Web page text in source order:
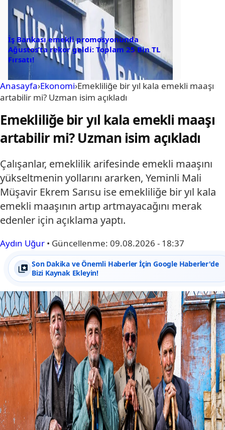
İş Bankası emekli promosyonunda
Ağustos’ta rekor geldi: Toplam 25 Bin TL
Fırsatı!
Anasayfa›Ekonomi›Emekliliğe bir yıl kala emekli maaşı
artabilir mi? Uzman isim açıkladı
Emekliliğe bir yıl kala emekli maaşı
artabilir mi? Uzman isim açıkladı
Çalışanlar, emeklilik arifesinde emekli maaşını
yükseltmenin yollarını ararken, Yeminli Mali
Müşavir Ekrem Sarısu ise emekliliğe bir yıl kala
emekli maaşının artıp artmayacağını merak
edenler için açıklama yaptı.
Aydın Uğur • Güncellenme: 09.08.2026 - 18:37
Son Dakika ve Önemli Haberler İçin Google Haberler'de
Bizi Kaynak Ekleyin!